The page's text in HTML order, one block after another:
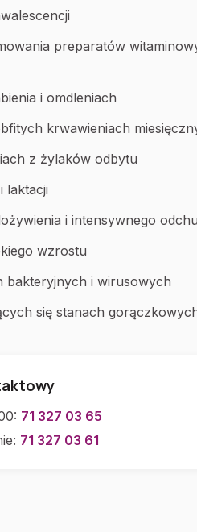
preparatów
i omdleniach
krwawieniach
z żylaków odbytu
laktacji
i intensywnego
wzrostu
bakteryjnych i wirusowych
się stanach
71 327 03 65
71 327 03 61